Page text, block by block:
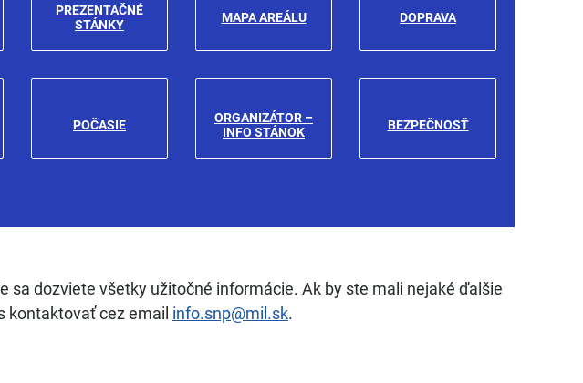
PREZENTAČNÉ
STÁNKY
MAPA AREÁLU DOPRAVA
POČASIE
ORGANIZÁTOR –
INFO STÁNOK
BEZPEČNOSŤ
sa dozviete všetky užitočné informácie. Ak by ste mali nejaké ďalšie
kontaktovať cez email info.snp@mil.sk.